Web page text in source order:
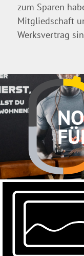
zum Sparen
Mitgliedschaft
Werksvertrag